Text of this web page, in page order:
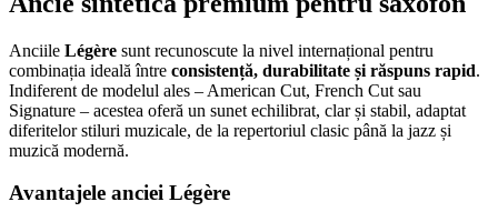
Anciile Légère sunt recunoscute la nivel internațional pentru
combinația ideală între consistență, durabilitate și răspuns rapid.
Indiferent de modelul ales – American Cut, French Cut sau
Signature – acestea oferă un sunet echilibrat, clar și stabil, adaptat
diferitelor stiluri muzicale, de la repertoriul clasic până la jazz și
muzică modernă.
Avantajele anciei Légère